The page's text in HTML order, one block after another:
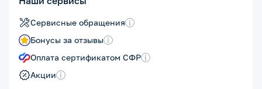
Сервисные обращения i
Бонусы за отзывы i
Оплата сертификатом СФР i
Акции i